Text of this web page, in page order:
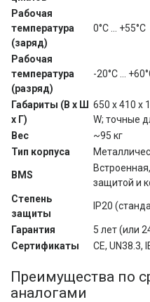
Рабочая
температура
(заряд)
0°C ... +55°C
Рабочая
температура
(разряд)
-20°C ...
Габариты (В x Ш
x Г)
650 x 410 x
W; точные
Вес
~95 кг
Тип корпуса
BMS
защитой и
Степень
защиты
IP20
Гарантия
5 лет (или
Сертификаты
CE, UN38.3,
Преимущества по
аналогами